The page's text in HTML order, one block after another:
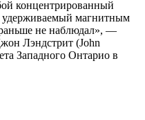
концентрированный
удерживаемый магнитным
не наблюдал», —
Лэндстрит (John
Западного Онтарио в